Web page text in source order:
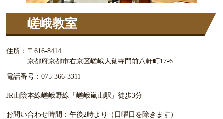
嵯峨教室
住所： 〒616-8414
京都府京都市右京区嵯峨大覚寺門前八軒町17-6
電話番号：075-366-3311
JR山陰本線嵯峨野線「嵯峨嵐山駅」徒歩3分
お問い合わせ時間：午後2時より（日曜日を除きます）